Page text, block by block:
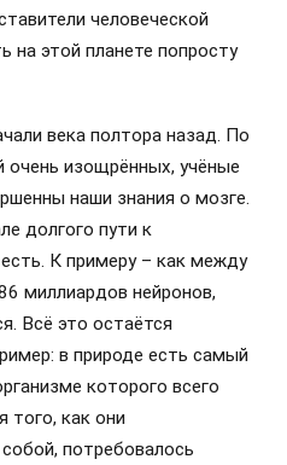
человеческой
на этой планете попросту
века полтора назад. По
очень изощрённых, учёные
наши знания о мозге.
долгого пути к
К примеру – как между
миллиардов нейронов,
Всё это остаётся
в природе есть самый
которого всего
того, как они
потребовалось